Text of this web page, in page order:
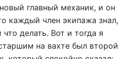
главный механик, и он
каждый член экипажа знал,
делать. Вот и тогда я
на вахте был второй